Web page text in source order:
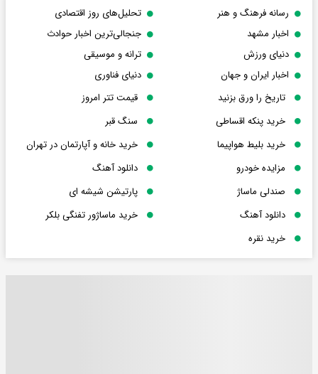
رسانه فرهنگ و هنر
تحلیل‌های روز اقتصادی
اخبار مشهد
جنجالی‌ترین اخبار حوادث
دنیای ورزش
ترانه و موسیقی
اخبار ایران و جهان
دنیای فناوری
تاریخ را ورق بزنید
قیمت تتر امروز
خرید پنکه اقساطی
سنگ قبر
خرید بلیط هواپیما
خرید خانه و آپارتمان در تهران
مزایده خودرو
دانلود آهنگ
صندلی ماساژ
پارتیشن شیشه ای
دانلود آهنگ
خرید ماساژور تفنگی بلکر
خرید نقره